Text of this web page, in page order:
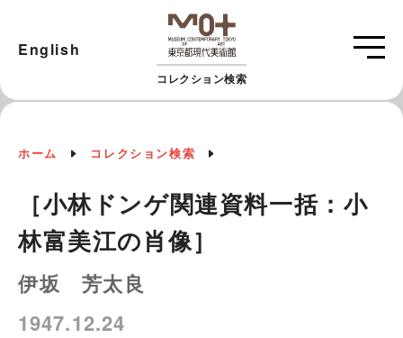
コレクション検索
English
ホーム コレクション検索
［小林ドンゲ関連資料一括：小
林富美江の肖像］
伊坂 芳太良
1947.12.24